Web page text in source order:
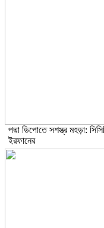
পদ্মা ডিপোতে সশস্ত্র মহড়া:
ইরফানের